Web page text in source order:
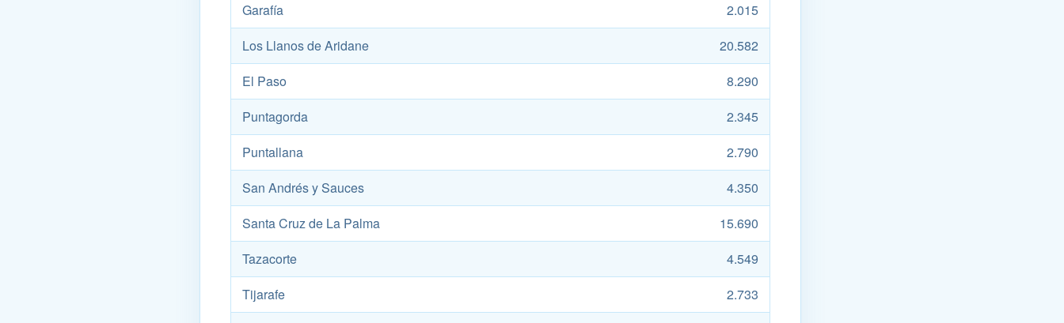
Garafía
2.015
Los Llanos de Aridane
20.582
El Paso
8.290
Puntagorda
2.345
Puntallana
2.790
San Andrés y Sauces
4.350
Santa Cruz de La Palma
15.690
Tazacorte
4.549
Tijarafe
2.733